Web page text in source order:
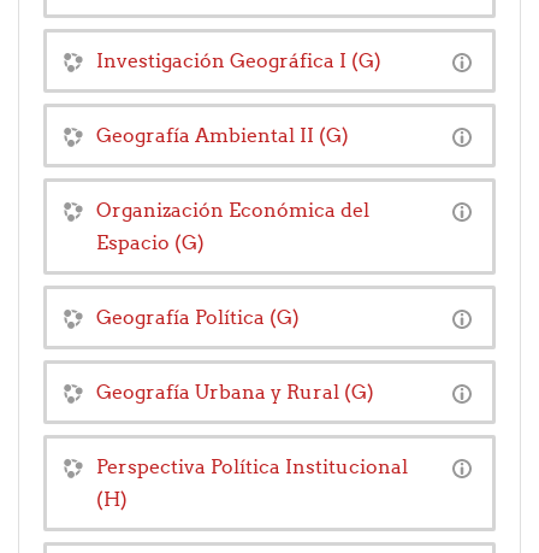
Investigación Geográfica I (G)
Geografía Ambiental II (G)
Organización Económica del
Espacio (G)
Geografía Política (G)
Geografía Urbana y Rural (G)
Perspectiva Política Institucional
(H)